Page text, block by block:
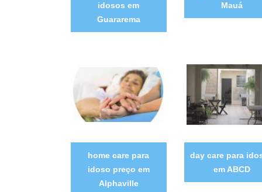
idosos em
Guararema
Mauá
home care para
idoso preço em
Alphaville
day care para
em ABCD